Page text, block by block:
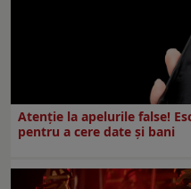
Atenție la apelurile false!
pentru a cere date și bani